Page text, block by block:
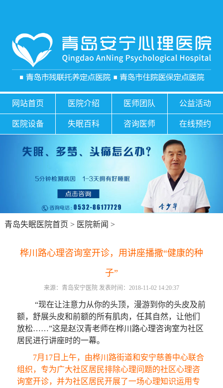
网站首页 医院介绍 医师团队 公益活动
医院设备 失眠百科 咨询医师 在线预约
青岛失眠医院首页 > 医院新闻 >
桦川路心理咨询室开诊，用讲座播撒“健康的种
子”
来源：青岛安宁医院 发表时间：2018-11-02 14:20:37
“现在让注意力从你的头顶，漫游到你的头皮及前
额，舒展头皮和前额的所有肌肉，任其自然，让他们
放松……”这是赵汉青老师在桦川路心理咨询室为社区
居民进行讲座时的一幕。
7月17日上午，由桦川路街道和安宁慈善中心联合
组织，专为广大社区居民排除心理问题的社区心理咨
询室开诊，并为社区居民开展了一场心理知识运用专